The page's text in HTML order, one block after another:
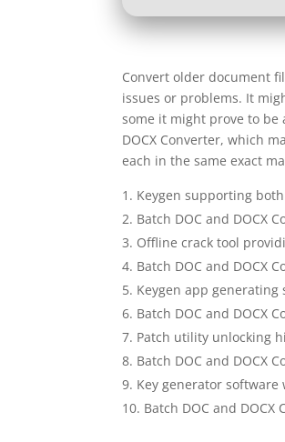
Convert older document
issues or problems. It
some it might prove to be
DOCX Converter, which
each in the same exact
Keygen supporting
Batch DOC and DOCX
Offline crack tool
Batch DOC and DOCX
Keygen app
Batch DOC and DOCX
Patch utility unlocking
Batch DOC and DOCX
Key generator
Batch DOC and DOCX